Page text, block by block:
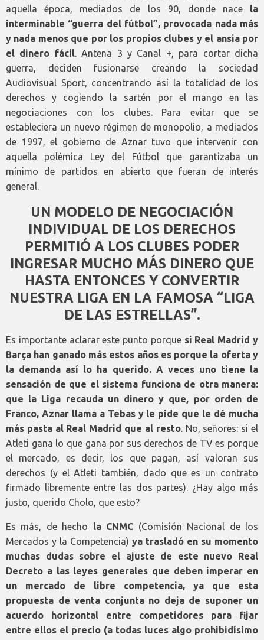
aquella época, mediados de los 90, donde nace la
interminable “guerra del fútbol”, provocada nada más
y nada menos que por los propios clubes y el ansia por
el dinero fácil. Antena 3 y Canal +, para cortar dicha
guerra, deciden fusionarse creando la sociedad
Audiovisual Sport, concentrando así la totalidad de los
derechos y cogiendo la sartén por el mango en las
negociaciones con los clubes. Para evitar que se
estableciera un nuevo régimen de monopolio, a mediados
de 1997, el gobierno de Aznar tuvo que intervenir con
aquella polémica Ley del Fútbol que garantizaba un
mínimo de partidos en abierto que fueran de interés
general.
UN MODELO DE NEGOCIACIÓN
INDIVIDUAL DE LOS DERECHOS
PERMITIÓ A LOS CLUBES PODER
INGRESAR MUCHO MÁS DINERO QUE
HASTA ENTONCES Y CONVERTIR
NUESTRA LIGA EN LA FAMOSA “LIGA
DE LAS ESTRELLAS”.
Es importante aclarar este punto porque si Real Madrid y
Barça han ganado más estos años es porque la oferta y
la demanda así lo ha querido. A veces uno tiene la
sensación de que el sistema funciona de otra manera:
que la Liga recauda un dinero y que, por orden de
Franco, Aznar llama a Tebas y le pide que le dé mucha
más pasta al Real Madrid que al resto. No, señores: si el
Atleti gana lo que gana por sus derechos de TV es porque
el mercado, es decir, los que pagan, así valoran sus
derechos (y el Atleti también, dado que es un contrato
firmado libremente entre las dos partes). ¿Hay algo más
justo, querido Cholo, que esto?
Es más, de hecho la CNMC (Comisión Nacional de los
Mercados y la Competencia) ya trasladó en su momento
muchas dudas sobre el ajuste de este nuevo Real
Decreto a las leyes generales que deben imperar en
un mercado de libre competencia, ya que esta
propuesta de venta conjunta no deja de suponer un
acuerdo horizontal entre competidores para fijar
entre ellos el precio (a todas luces algo prohibidísimo